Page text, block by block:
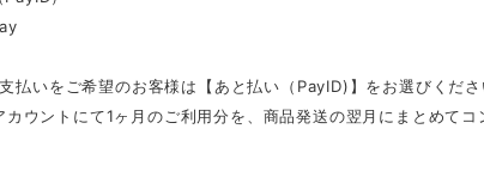
払いをご希望のお客様は【あと払い（PayID)】をお選びくださ
カウントにて1ヶ月のご利用分を、商品発送の翌月にまとめて